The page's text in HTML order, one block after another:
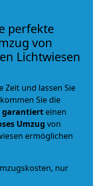
perfekte
von
Lichtwiesen
Zeit und lassen Sie
Sie die
garantiert einen
Umzug von
ermöglichen
nur